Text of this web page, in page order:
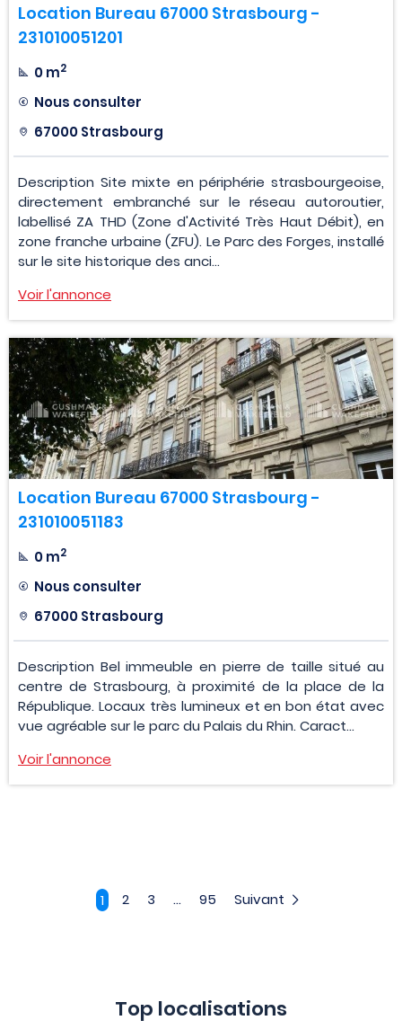
Location Bureau 67000 Strasbourg -
231010051201
0 m2
Nous consulter
67000 Strasbourg
Description Site mixte en périphérie strasbourgeoise,
directement embranché sur le réseau autoroutier,
labellisé ZA THD (Zone d'Activité Très Haut Débit), en
zone franche urbaine (ZFU). Le Parc des Forges, installé
sur le site historique des anci...
Voir l'annonce
Location Bureau 67000 Strasbourg -
231010051183
0 m2
Nous consulter
67000 Strasbourg
Description Bel immeuble en pierre de taille situé au
centre de Strasbourg, à proximité de la place de la
République. Locaux très lumineux et en bon état avec
vue agréable sur le parc du Palais du Rhin. Caract...
Voir l'annonce
1 2 3 ... 95 Suivant
Top localisations